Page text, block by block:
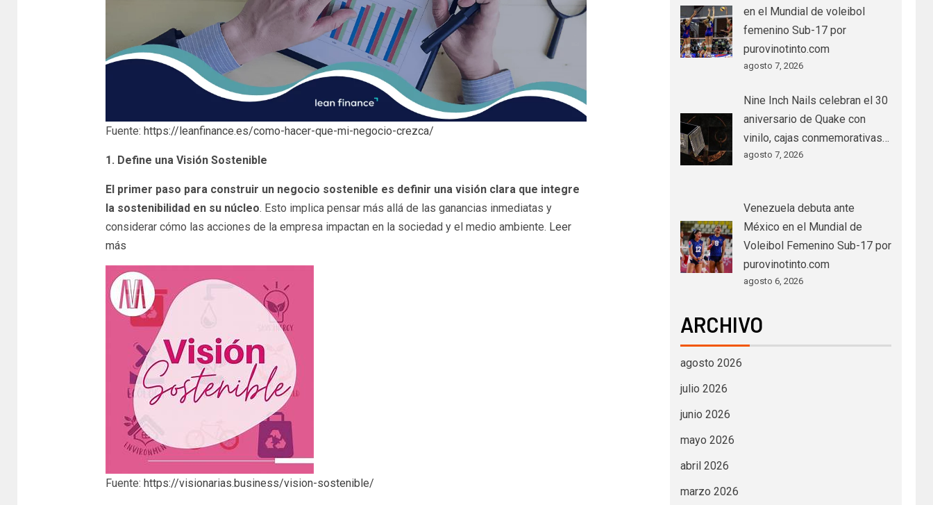
Fuente: https://leanfinance.es/como-hacer-que-mi-negocio-crezca/
1. Define una Visión Sostenible
El primer paso para construir un negocio sostenible es definir una visión clara que integre
la sostenibilidad en su núcleo. Esto implica pensar más allá de las ganancias inmediatas y
considerar cómo las acciones de la empresa impactan en la sociedad y el medio ambiente. Leer
más
Fuente: https://visionarias.business/vision-sostenible/
en el Mundial de voleibol
femenino Sub-17 por
purovinotinto.com
agosto 7, 2026
Nine Inch Nails celebran el 30
aniversario de Quake con
vinilo, cajas conmemorativas…
agosto 7, 2026
Venezuela debuta ante
México en el Mundial de
Voleibol Femenino Sub-17 por
purovinotinto.com
agosto 6, 2026
ARCHIVO
agosto 2026
julio 2026
junio 2026
mayo 2026
abril 2026
marzo 2026